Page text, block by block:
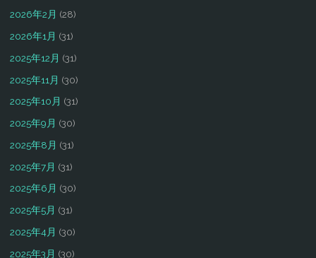
2026年2月 (28)
2026年1月 (31)
2025年12月 (31)
2025年11月 (30)
2025年10月 (31)
2025年9月 (30)
2025年8月 (31)
2025年7月 (31)
2025年6月 (30)
2025年5月 (31)
2025年4月 (30)
2025年3月 (30)